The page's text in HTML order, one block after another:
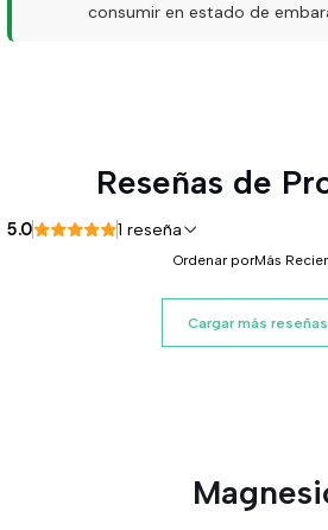
consumir en estado de
Reseñas de
5.0 1 reseña
Ordenar porMás
Cargar más reseñas